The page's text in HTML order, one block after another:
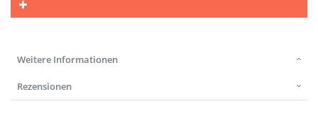
Weitere Informationen
Rezensionen